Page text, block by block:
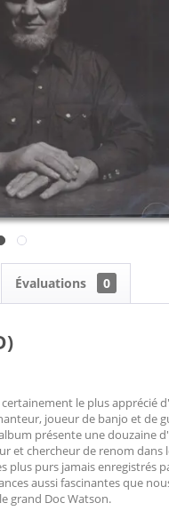
Évaluations 0
le plus apprécié
joueur de banjo et de
présente une douzaine
et chercheur de renom dans
plus purs jamais enregistrés
aussi fascinantes que
grand Doc Watson.